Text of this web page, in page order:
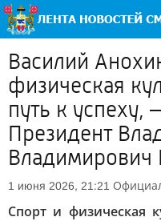
Василий
физическая
путь к успеху,
Президент
Владимирович
1 июня 2026, 21:21
Спорт и физическая